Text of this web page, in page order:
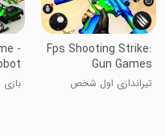
Fps Shooting Strike:
Gun Games
تیراندازی اول شخص
-
بازی